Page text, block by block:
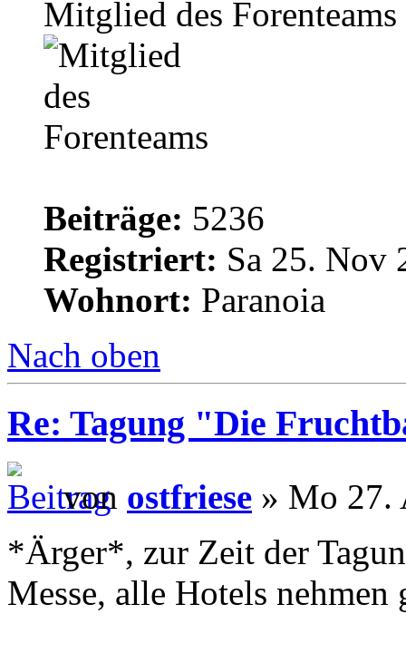
Mitglied des Forenteams
Beiträge: 5236
Registriert: Sa 25. Nov
Wohnort: Paranoia
Nach oben
Re: Tagung "Die
von ostfriese » Mo 27.
*Ärger*, zur Zeit der
Messe, alle Hotels